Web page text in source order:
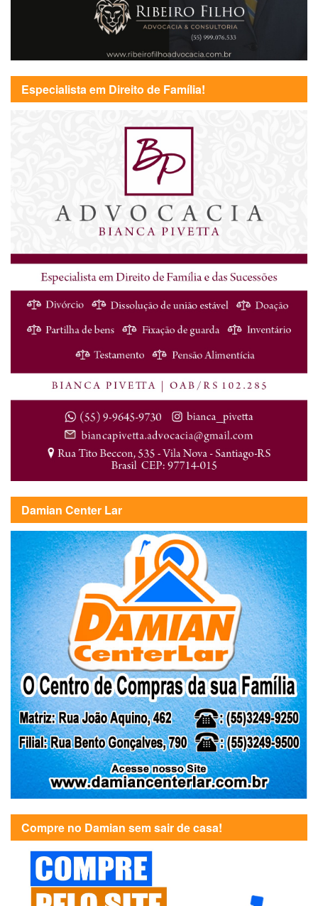
Especialista em Direito de Família!
Damian Center Lar
Compre no Damian sem sair de casa!